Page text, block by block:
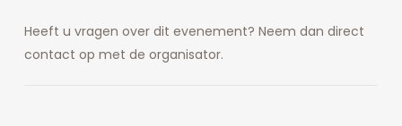
Heeft u vragen over dit evenement? Neem dan direct
contact op met de organisator.